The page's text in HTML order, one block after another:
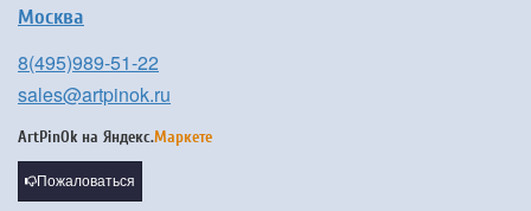
Москва
8(495)989-51-22
sales@artpinok.ru
ArtPinOk на Яндекс.Маркете
Пожаловаться